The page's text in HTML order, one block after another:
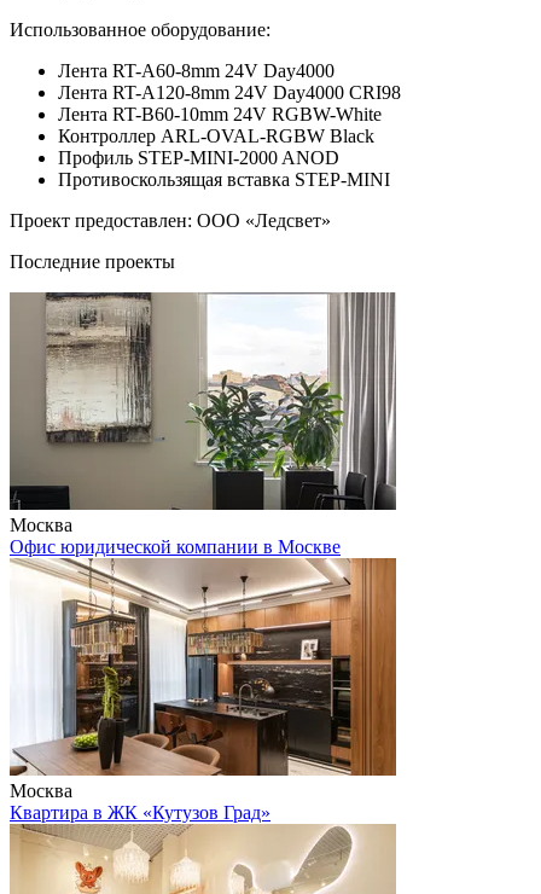
Использованное оборудование:
Лента RT-A60-8mm 24V Day4000
Лента RT-A120-8mm 24V Day4000 CRI98
Лента RT-B60-10mm 24V RGBW-White
Контроллер ARL-OVAL-RGBW Black
Профиль STEP-MINI-2000 ANOD
Противоскользящая вставка STEP-MINI
Проект предоставлен: ООО «Ледсвет»
Последние проекты
Москва
Офис юридической компании в Москве
Москва
Квартира в ЖК «Кутузов Град»